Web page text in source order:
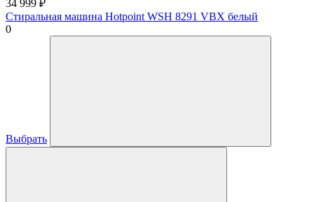
34 999 ₽
Стиральная машина Hotpoint WSH 8291 VBX белый
0
Выбрать